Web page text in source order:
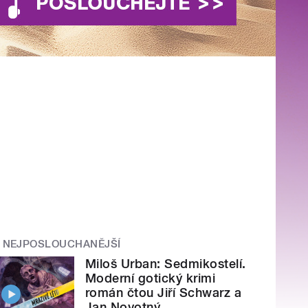
NEJPOSLOUCHANĚJŠÍ
Miloš Urban: Sedmikostelí.
Moderní gotický krimi
román čtou Jiří Schwarz a